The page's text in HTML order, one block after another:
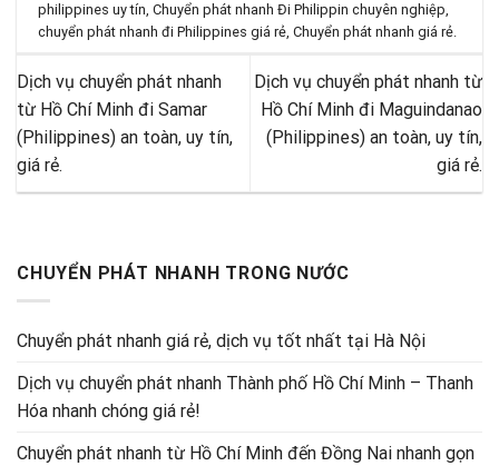
philippines uy tín,Chuyển phát nhanh Đi Philippin chuyên nghiệp,
chuyển phát nhanh đi Philippines giá rẻ,Chuyển phát nhanh giá rẻ.
Dịch vụ chuyển phát nhanh
từ Hồ Chí Minh đi Samar
(Philippines) an toàn, uy tín,
giá rẻ.
Dịch vụ chuyển phát nhanh từ
Hồ Chí Minh đi Maguindanao
(Philippines) an toàn, uy tín,
giá rẻ.
CHUYỂN PHÁT NHANH TRONG NƯỚC
Chuyển phát nhanh giá rẻ, dịch vụ tốt nhất tại Hà Nội
Dịch vụ chuyển phát nhanh Thành phố Hồ Chí Minh – Thanh
Hóa nhanh chóng giá rẻ!
Chuyển phát nhanh từ Hồ Chí Minh đến Đồng Nai nhanh gọn